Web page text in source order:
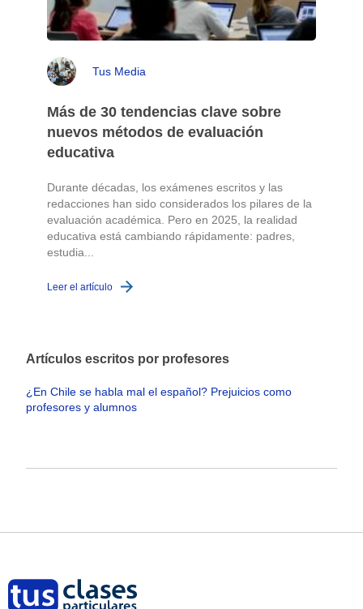
Tus Media
Más de 30 tendencias clave sobre
nuevos métodos de evaluación
educativa
Durante décadas, los exámenes escritos y las
redacciones han sido considerados los pilares de la
evaluación académica. Pero en 2025, la realidad
educativa está cambiando rápidamente: padres,
estudia...
Leer el artículo
Artículos escritos por profesores
¿En Chile se habla mal el español? Prejuicios como
profesores y alumnos